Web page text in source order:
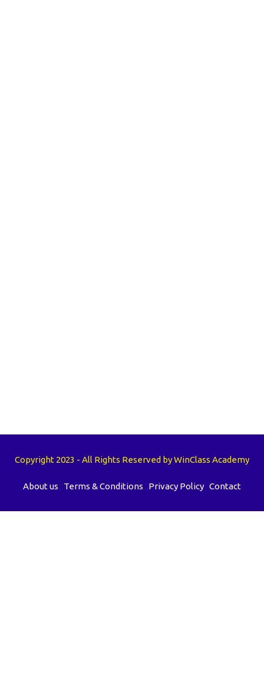
Copyright 2023 - All Rights Reserved by WinClass Academy
About us Terms & Conditions Privacy Policy Contact